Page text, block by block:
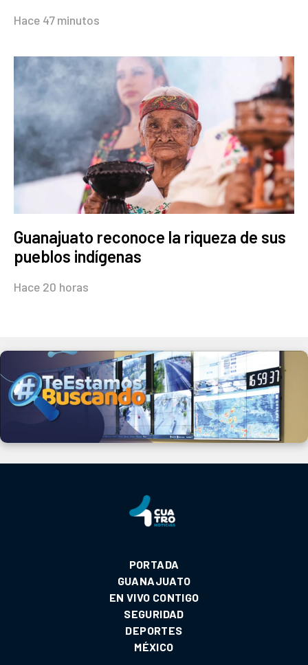
Hace 47 minutos
Guanajuato reconoce la riqueza de sus
pueblos indígenas
Hace 20 horas
PORTADA
GUANAJUATO
EN VIVO CONTIGO
SEGURIDAD
DEPORTES
MÉXICO